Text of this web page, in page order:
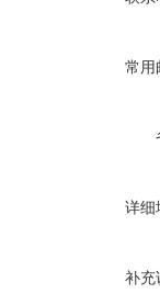
常用
详细
补充